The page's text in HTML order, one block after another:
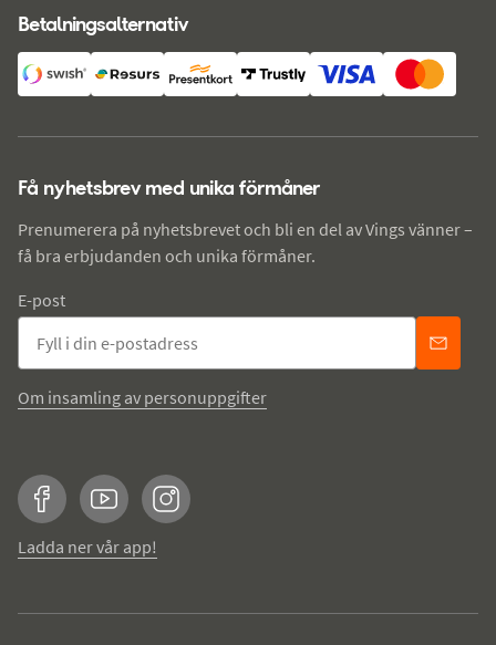
Betalningsalternativ
Få nyhetsbrev med unika förmåner
Prenumerera på nyhetsbrevet och bli en del av Vings vänner –
få bra erbjudanden och unika förmåner.
E-post
Om insamling av personuppgifter
FacebookYouTubeInstagram
Ladda ner vår app!